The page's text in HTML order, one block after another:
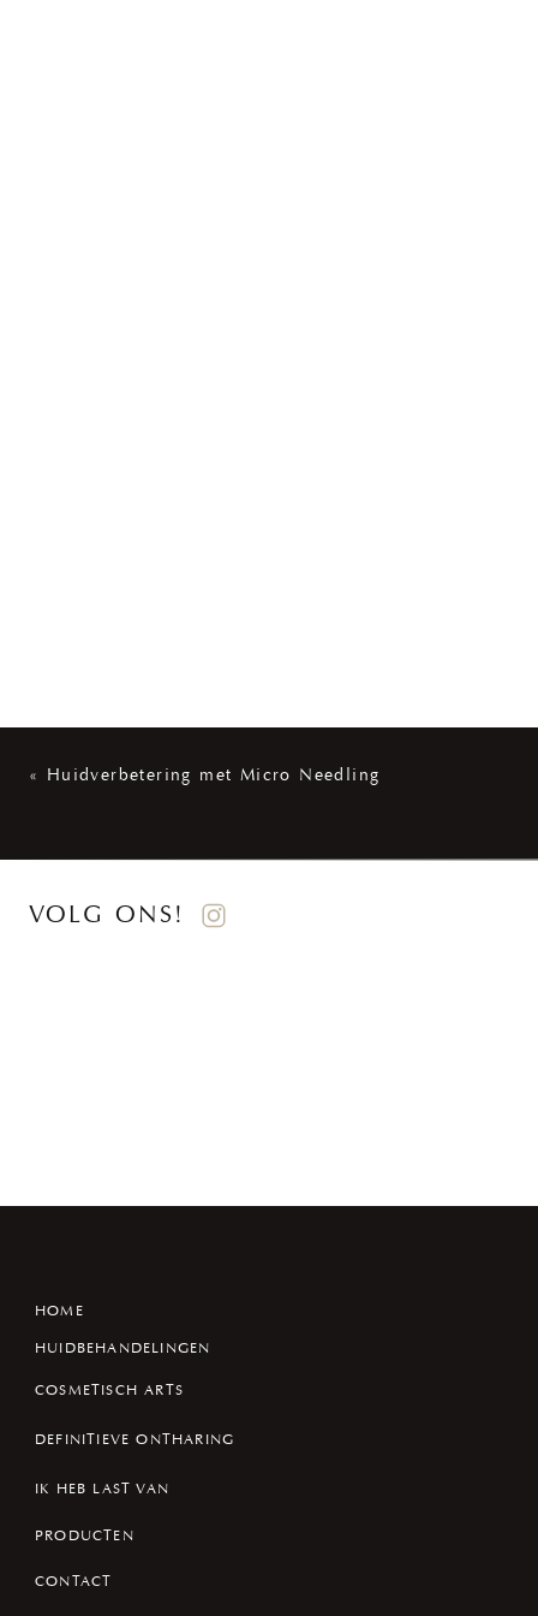
« Huidverbetering met Micro Needling
VOLG ONS!
HOME
HUIDBEHANDELINGEN
COSMETISCH ARTS
DEFINITIEVE ONTHARING
IK HEB LAST VAN
PRODUCTEN
CONTACT